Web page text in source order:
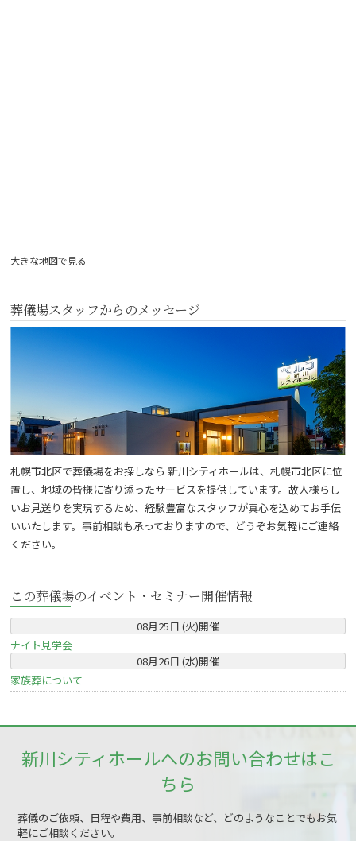
大きな地図で見る
葬儀場スタッフからのメッセージ
札幌市北区で葬儀場をお探しなら 新川シティホールは、札幌市北区に位
置し、地域の皆様に寄り添ったサービスを提供しています。故人様らし
いお見送りを実現するため、経験豊富なスタッフが真心を込めてお手伝
いいたします。事前相談も承っておりますので、どうぞお気軽にご連絡
ください。
この葬儀場のイベント・セミナー開催情報
08月25日 (火)開催
ナイト見学会
08月26日 (水)開催
家族葬について
新川シティホールへのお問い合わせはこ
ちら
葬儀のご依頼、日程や費用、事前相談など、どのようなことでもお気
軽にご相談ください。